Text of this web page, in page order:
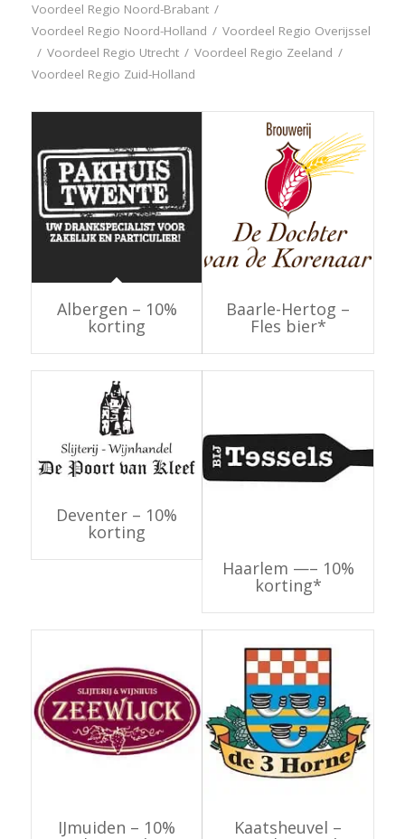
Voordeel Regio Noord-Brabant /
Voordeel Regio Noord-Holland / Voordeel Regio Overijssel
/ Voordeel Regio Utrecht / Voordeel Regio Zeeland /
Voordeel Regio Zuid-Holland
Albergen – 10%
korting
Baarle-Hertog –
Fles bier*
Deventer – 10%
korting
Haarlem —– 10%
korting*
IJmuiden – 10% Kaatsheuvel –